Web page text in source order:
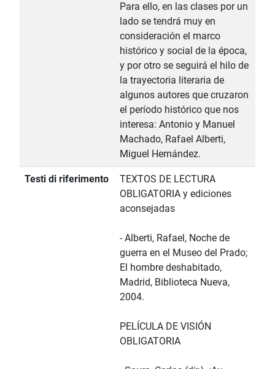
Para ello, en las clases por un
lado se tendrá muy en
consideración el marco
histórico y social de la época,
y por otro se seguirá el hilo de
la trayectoria literaria de
algunos autores que cruzaron
el período histórico que nos
interesa: Antonio y Manuel
Machado, Rafael Alberti,
Miguel Hernández.
Testi di riferimento
TEXTOS DE LECTURA
OBLIGATORIA y ediciones
aconsejadas
- Alberti, Rafael, Noche de
guerra en el Museo del Prado;
El hombre deshabitado,
Madrid, Biblioteca Nueva,
2004.
PELÍCULA DE VISIÓN
OBLIGATORIA